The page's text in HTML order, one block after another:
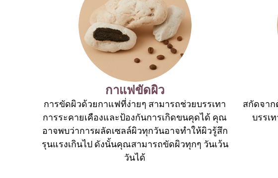
กาแฟขัดผิว
การขัดผิวด้วยกาแฟที่ง่ายๆ สามารถช่วยบรรเทา
การระคายเคืองและป้องกันการเกิดขนคุดได้ คุณ
อาจพบว่าการผลัดเซลล์ผิวทุกวันอาจทำให้ผิวรู้สึก
รุนแรงเกินไป ดังนั้นคุณสามารถขัดผิวทุกๆ วันเว้น
วันได้
สกัดจา
บรรเ